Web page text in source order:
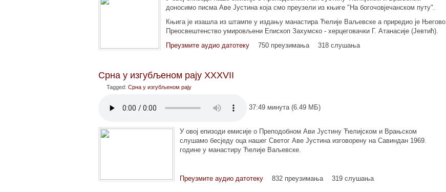
доносимо писма Аве Јустина која смо преузели из књиге "На богочовјечанском путу".
Књига је изашла из штампе у издању манастира Ћелије Ваљевске а приредио је Његово
Преосвештенство умировљени Епископ Захумско - херцеговачки Г. Атанасије (Јевтић).
Преузмите аудио датотеку
750 преузимања 318 слушања
Срна у изгубљеном рају XXXVII
Tagged: Срна у изгубљеном рају
37:49 минута (6.49 МБ)
У овој епизоди емисије о Преподобном Ави Јустину Ћелијском и Врањском
слушамо бесједу оца нашег Светог Аве Јустина изговорену на Савиндан 1969.
године у манастиру Ћелије Ваљевске.
Преузмите аудио датотеку 832 преузимања 319 слушања